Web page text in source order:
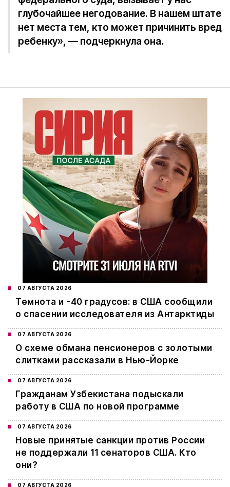
глубочайшее негодование. В нашем штате
нет места тем, кто может причинить вред
ребенку», — подчеркнула она.
07 АВГУСТА 2026
Темнота и -40 градусов: в США сообщили
о спасении исследователя из Антарктиды
07 АВГУСТА 2026
О схеме обмана пенсионеров с золотыми
слитками рассказали в Нью-Йорке
07 АВГУСТА 2026
Гражданам Узбекистана подыскали
работу в США по новой программе
07 АВГУСТА 2026
Новые принятые санкции против России
не поддержали 11 сенаторов США. Кто
они?
07 АВГУСТА 2026